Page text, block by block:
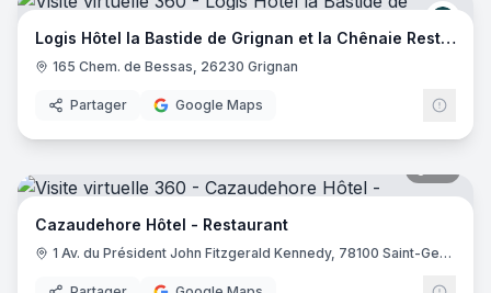
Logis Hôtel la Bastide de Grignan et la Chênaie Restaurant
165 Chem. de Bessas, 26230 Grignan
Partager Google Maps
Cazaudehore Hôtel - Restaurant
1 Av. du Président John Fitzgerald Kennedy, 78100 Saint-Germain-en-Laye